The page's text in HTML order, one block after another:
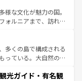
物価も高いが、旅行
あり、うまく活用すれ
様な文化が魅力の国。
ォルニアまで、訪れる
ング、エンターテイ
トだ。一方、アメリカ
キャニオンやイエロー
美食が融合した独特の
多くの島で構成される
っている。大自然の神
観光地といえばオアフ
光ガイド・有名観